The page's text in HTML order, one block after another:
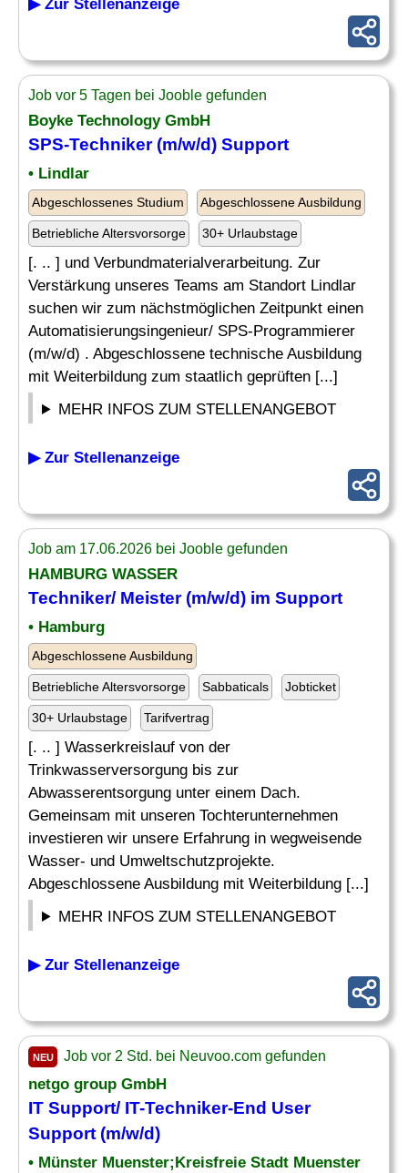
▶ Zur Stellenanzeige
Job vor 5 Tagen bei Jooble gefunden
Boyke Technology GmbH
SPS-Techniker (m/w/d) Support
• Lindlar
Abgeschlossenes Studium Abgeschlossene Ausbildung
Betriebliche Altersvorsorge 30+ Urlaubstage
[. .. ] und Verbundmaterialverarbeitung. Zur
Verstärkung unseres Teams am Standort Lindlar
suchen wir zum nächstmöglichen Zeitpunkt einen
Automatisierungsingenieur/ SPS-Programmierer
(m/w/d) . Abgeschlossene technische Ausbildung
mit Weiterbildung zum staatlich geprüften [...]
MEHR INFOS ZUM STELLENANGEBOT
▶ Zur Stellenanzeige
Job am 17.06.2026 bei Jooble gefunden
HAMBURG WASSER
Techniker/ Meister (m/w/d) im Support
• Hamburg
Abgeschlossene Ausbildung
Betriebliche Altersvorsorge Sabbaticals Jobticket
30+ Urlaubstage Tarifvertrag
[. .. ] Wasserkreislauf von der
Trinkwasserversorgung bis zur
Abwasserentsorgung unter einem Dach.
Gemeinsam mit unseren Tochterunternehmen
investieren wir unsere Erfahrung in wegweisende
Wasser- und Umweltschutzprojekte.
Abgeschlossene Ausbildung mit Weiterbildung [...]
MEHR INFOS ZUM STELLENANGEBOT
▶ Zur Stellenanzeige
NEU Job vor 2 Std. bei Neuvoo.com gefunden
netgo group GmbH
IT Support/ IT-Techniker-End User
Support (m/w/d)
• Münster Muenster;Kreisfreie Stadt Muenster